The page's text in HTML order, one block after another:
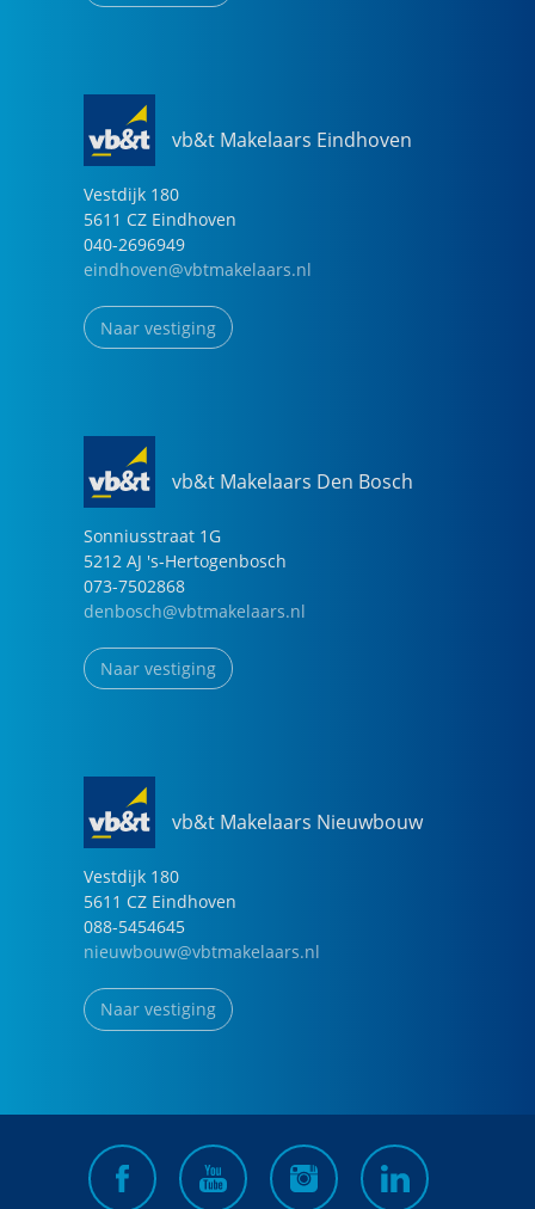
vb&t Makelaars Eindhoven
Vestdijk 180
5611 CZ Eindhoven
040-2696949
eindhoven@vbtmakelaars.nl
Naar vestiging
vb&t Makelaars Den Bosch
Sonniusstraat 1G
5212 AJ 's-Hertogenbosch
073-7502868
denbosch@vbtmakelaars.nl
Naar vestiging
vb&t Makelaars Nieuwbouw
Vestdijk 180
5611 CZ Eindhoven
088-5454645
nieuwbouw@vbtmakelaars.nl
Naar vestiging